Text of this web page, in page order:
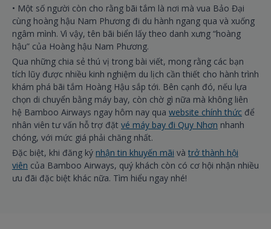
• Một số người còn cho rằng bãi tắm là nơi mà vua Bảo Đại
cùng hoàng hậu Nam Phương đi du hành ngang qua và xuống
ngâm mình. Vì vậy, tên bãi biển lấy theo danh xưng “hoàng
hậu” của Hoàng hậu Nam Phương.
Qua những chia sẻ thú vị trong bài viết, mong rằng các bạn
tích lũy được nhiều kinh nghiệm du lịch cần thiết cho hành trình
khám phá bãi tắm Hoàng Hậu sắp tới. Bên cạnh đó, nếu lựa
chọn di chuyển bằng máy bay, còn chờ gì nữa mà không liên
hệ Bamboo Airways ngay hôm nay qua website chính thức để
nhân viên tư vấn hỗ trợ đặt vé máy bay đi Quy Nhơn nhanh
chóng, với mức giá phải chăng nhất.
Đặc biệt, khi đăng ký nhận tin khuyến mãi và trở thành hội
viên của Bamboo Airways, quý khách còn có cơ hội nhận nhiều
ưu đãi đặc biệt khác nữa. Tìm hiểu ngay nhé!